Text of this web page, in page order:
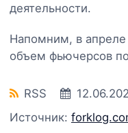
деятельности.
Напомним, в
объем фьючерсов
RSS
Источник: